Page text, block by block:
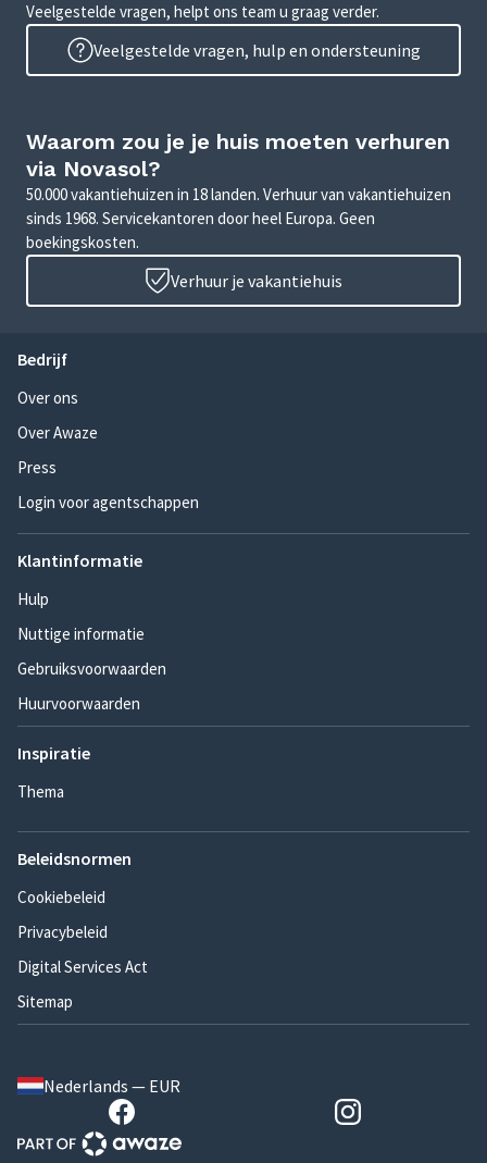
Veelgestelde vragen, helpt ons team u graag verder.
Veelgestelde vragen, hulp en ondersteuning
Waarom zou je je huis moeten verhuren
via Novasol?
50.000 vakantiehuizen in 18 landen. Verhuur van vakantiehuizen
sinds 1968. Servicekantoren door heel Europa. Geen
boekingskosten.
Verhuur je vakantiehuis
Bedrijf
Over ons
Over Awaze
Press
Login voor agentschappen
Klantinformatie
Hulp
Nuttige informatie
Gebruiksvoorwaarden
Huurvoorwaarden
Inspiratie
Thema
Beleidsnormen
Cookiebeleid
Privacybeleid
Digital Services Act
Sitemap
Nederlands — EUR